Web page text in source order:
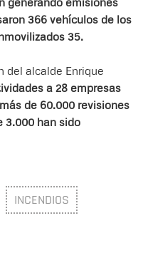
366 vehículos de los
35.
del alcalde Enrique
a 28 empresas
de 60.000 revisiones
3.000 han sido
INCENDIOS